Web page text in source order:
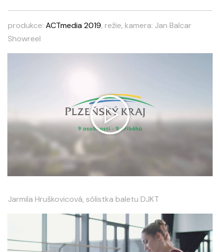
produkce: ACTmedia 2019, režie, kamera: Jan Balcar
Showreel
Jarmila Hruškovicová, sólistka baletu DJKT